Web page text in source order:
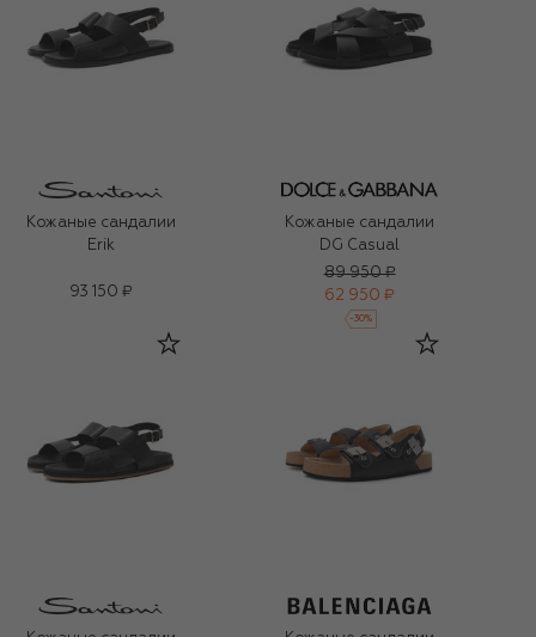
Кожаные сандалии
Erik
93 150 ₽
Кожаные сандалии
DG Casual
89 950 ₽
62 950 ₽
-30%